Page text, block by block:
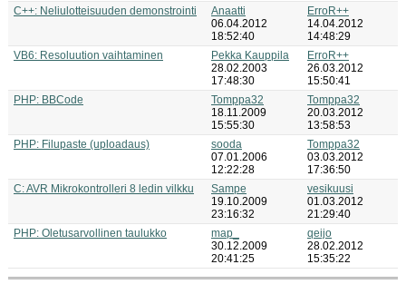
C++: Neliulotteisuuden demonstrointi
Anaatti
06.04.2012
18:52:40
ErroR++
14.04.2012
14:48:29
VB6: Resoluution vaihtaminen
Pekka Kauppila
28.02.2003
17:48:30
ErroR++
26.03.2012
15:50:41
PHP: BBCode
Tomppa32
18.11.2009
15:55:30
Tomppa32
20.03.2012
13:58:53
PHP: Filupaste (uploadaus)
sooda
07.01.2006
12:22:28
Tomppa32
03.03.2012
17:36:50
C: AVR Mikrokontrolleri 8 ledin vilkku
Sampe
19.10.2009
23:16:32
vesikuusi
01.03.2012
21:29:40
PHP: Oletusarvollinen taulukko
map_
30.12.2009
20:41:25
qeijo
28.02.2012
15:35:22